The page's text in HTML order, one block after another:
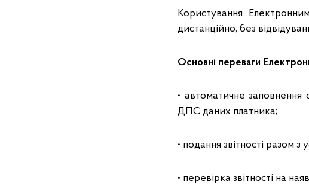
Користування
дистанційно, без
Основні переваги
• автоматичне заповнення
ДПС даних платника;
• подання звітності разом
• перевірка звітності на